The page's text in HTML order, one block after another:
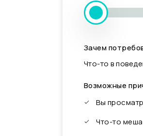
Зачем
Что-то в
Возможные
Вы
Что-то